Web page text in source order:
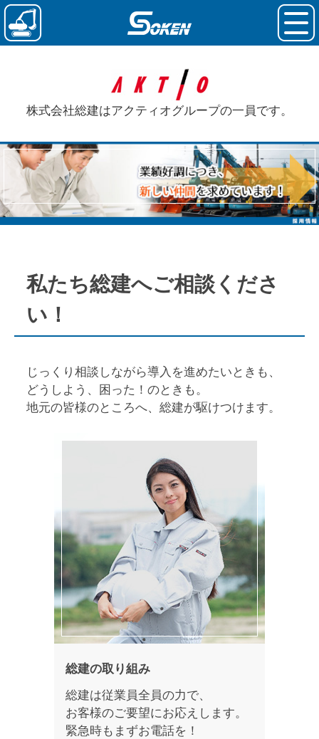
株式会社総建はアクティオグループの一員です。
私たち総建へご相談くださ
い！
じっくり相談しながら導入を進めたいときも、
どうしよう、困った！のときも。
地元の皆様のところへ、総建が駆けつけます。
総建の取り組み
総建は従業員全員の力で、
お客様のご要望にお応えします。
緊急時もまずお電話を！